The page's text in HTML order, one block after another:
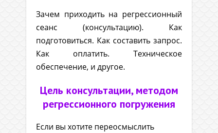
Зачем приходить на регрессионный
сеанс (консультацию). Как
подготовиться. Как составить запрос.
Как оплатить. Техническое
обеспечение, и другое.
Цель консультации, методом
регрессионного погружения
Если вы хотите переосмыслить